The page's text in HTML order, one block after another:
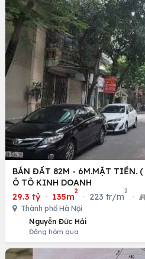
BÁN ĐẤT 82M - 6M.MẶT TIỀN. (
Ô TÔ KINH DOANH
29.3 tỷ · 135m
2
· 223 tr/m
2
·
Thành phố Hà Nội
Nguyễn Đức Hải
Đăng hôm qua